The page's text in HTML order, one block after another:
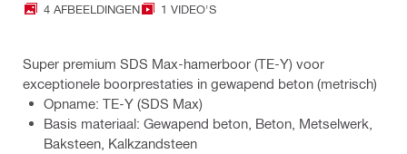
4 AFBEELDINGEN 1 VIDEO'S
Super premium SDS Max-hamerboor (TE-Y) voor
exceptionele boorprestaties in gewapend beton (metrisch)
Opname: TE-Y (SDS Max)
Basis materiaal: Gewapend beton, Beton, Metselwerk,
Baksteen, Kalkzandsteen